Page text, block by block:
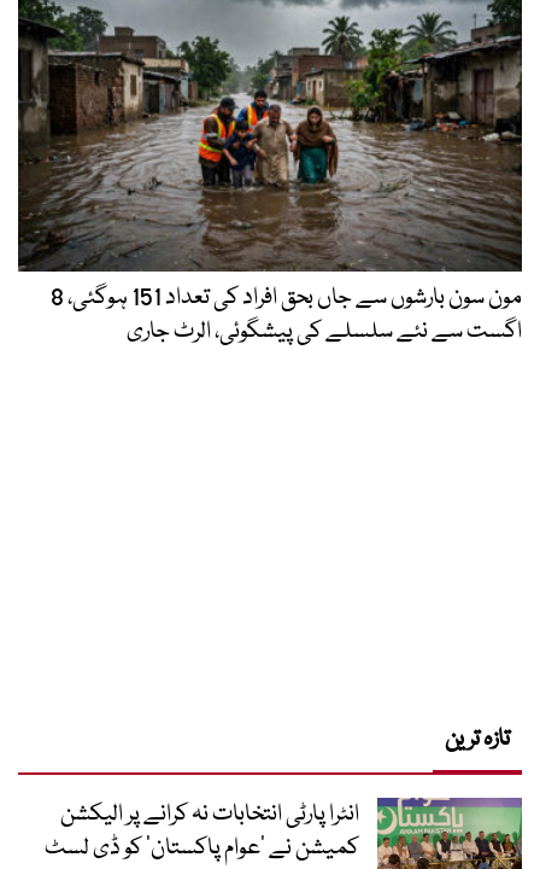
مون سون بارشوں سے جاں بحق افراد کی تعداد 151 ہوگئی، 8
اگست سے نئے سلسلے کی پیشگوئی، الرٹ جاری
تازہ ترین
انٹرا پارٹی انتخابات نہ کرانے پر الیکشن
کمیشن نے ’عوام پاکستان‘ کو ڈی لسٹ